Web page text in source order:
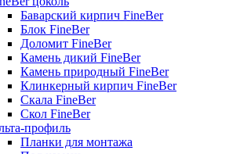
Баварский кирпич FineBer
Блок FineBer
Доломит FineBer
Камень дикий FineBer
Камень природный FineBer
Клинкерный кирпич FineBer
Скала FineBer
Скол FineBer
профиль
Планки для монтажа